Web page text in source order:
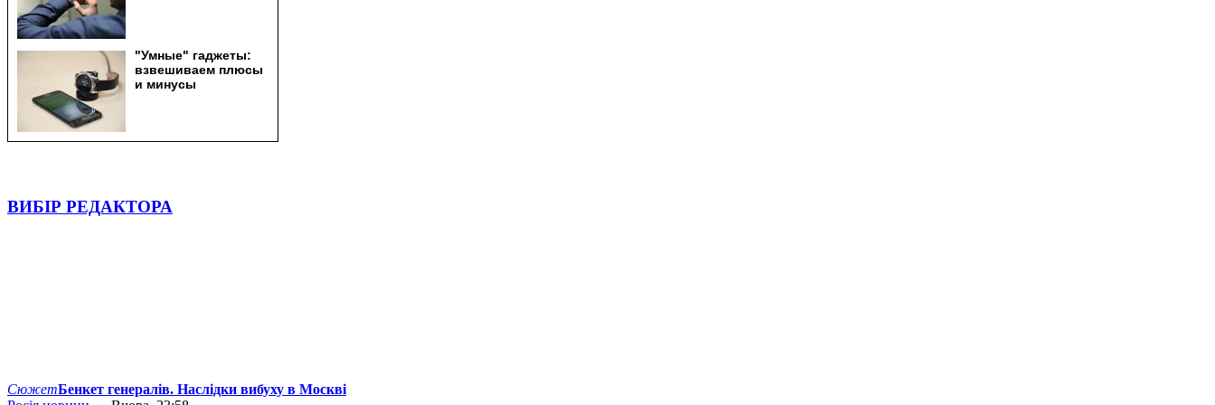
ВИБІР РЕДАКТОРА
СюжетБенкет генералів. Наслідки вибуху в Москві